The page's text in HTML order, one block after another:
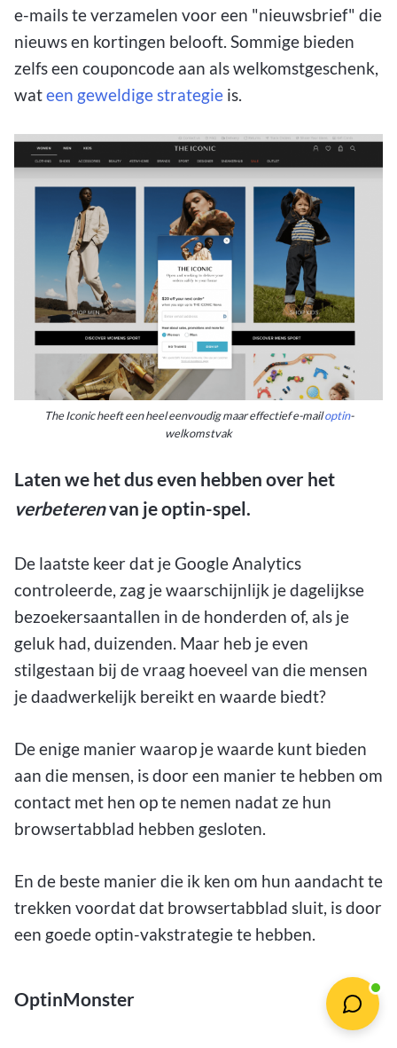
e-mails te verzamelen voor een "nieuwsbrief" die
nieuws en kortingen belooft. Sommige bieden
zelfs een couponcode aan als welkomstgeschenk,
wateen geweldige strategie is.
The Iconic heeft een heel eenvoudig maar effectief e-mailoptin-
welkomstvak
Laten we het dus even hebben over het
verbeterenvan je optin-spel.
De laatste keer dat je Google Analytics
controleerde, zag je waarschijnlijk je dagelijkse
bezoekersaantallen in de honderden of, als je
geluk had, duizenden. Maar heb je even
stilgestaan bij de vraag hoeveel van die mensen
je daadwerkelijk bereikt en waarde biedt?
De enige manier waarop je waarde kunt bieden
aan die mensen, is door een manier te hebben om
contact met hen op te nemen nadat ze hun
browsertabblad hebben gesloten.
En de beste manier die ik ken om hun aandacht te
trekken voordat dat browsertabblad sluit, is door
een goede optin-vakstrategie te hebben.
OptinMonster